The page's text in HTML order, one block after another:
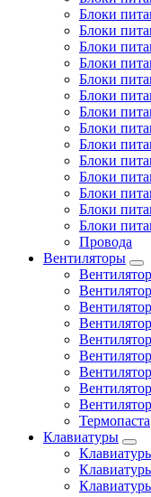
Блоки
Блоки
Блоки
Блоки
Блоки
Блоки
Блоки
Блоки
Блоки
Блоки
Блоки
Блоки
Блоки
Блоки
Провода
Вентиляторы
Термопаста
Клавиатуры